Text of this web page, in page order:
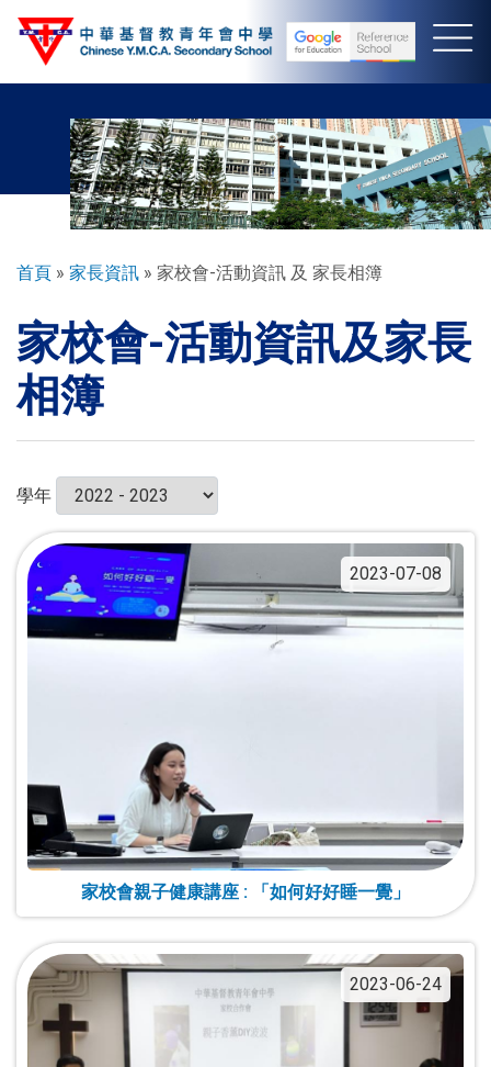
導
連
結
首頁 家長資訊 家校會-活動資訊 及 家長相簿
家校會-活動資訊及家長
相簿
學年
2023-07-08
家校會親子健康講座 : 「如何好好睡一覺」
2023-06-24